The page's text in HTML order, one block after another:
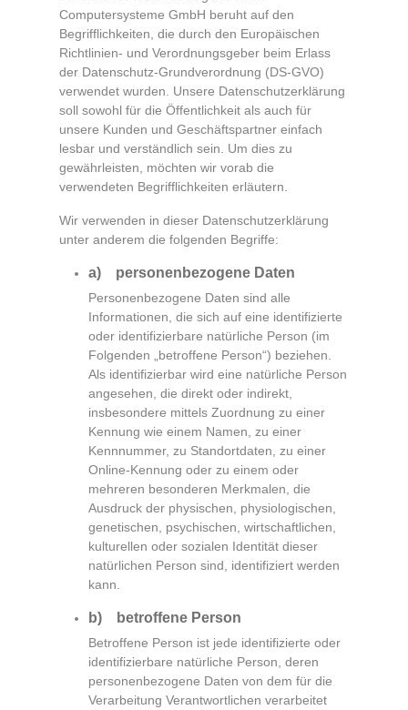
Computersysteme GmbH beruht auf den
Begrifflichkeiten, die durch den Europäischen
Richtlinien- und Verordnungsgeber beim Erlass
der Datenschutz-Grundverordnung (DS-GVO)
verwendet wurden. Unsere Datenschutzerklärung
soll sowohl für die Öffentlichkeit als auch für
unsere Kunden und Geschäftspartner einfach
lesbar und verständlich sein. Um dies zu
gewährleisten, möchten wir vorab die
verwendeten Begrifflichkeiten erläutern.
Wir verwenden in dieser Datenschutzerklärung
unter anderem die folgenden Begriffe:
a) personenbezogene Daten
Personenbezogene Daten sind alle
Informationen, die sich auf eine identifizierte
oder identifizierbare natürliche Person (im
Folgenden „betroffene Person“) beziehen.
Als identifizierbar wird eine natürliche Person
angesehen, die direkt oder indirekt,
insbesondere mittels Zuordnung zu einer
Kennung wie einem Namen, zu einer
Kennnummer, zu Standortdaten, zu einer
Online-Kennung oder zu einem oder
mehreren besonderen Merkmalen, die
Ausdruck der physischen, physiologischen,
genetischen, psychischen, wirtschaftlichen,
kulturellen oder sozialen Identität dieser
natürlichen Person sind, identifiziert werden
kann.
b) betroffene Person
Betroffene Person ist jede identifizierte oder
identifizierbare natürliche Person, deren
personenbezogene Daten von dem für die
Verarbeitung Verantwortlichen verarbeitet